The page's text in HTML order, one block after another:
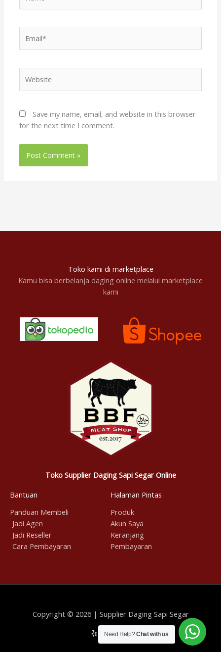
Save my name, email, and website in this browser
for the next time I comment.
Toko kami di marketplace
Kamu bisa berbelanja daging online melalui marketplace
kami
Toko Supplier Daging Sapi Segar Online
Bantuan
Panduan Membeli
Jadi Agen
Jadi Reseller
Cara Pembayaran
Halaman Pintas
Produk
Akun Saya
Keranjang
Pembayaran
Copyright © 2026 | Supplier Daging Sapi Segar
Need Help?Chat with us